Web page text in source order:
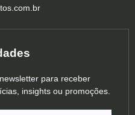
para receber
insights ou promoções.